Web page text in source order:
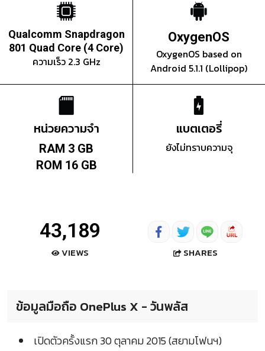
Qualcomm Snapdragon
801 Quad Core (4 Core)
ความเร็ว 2.3 GHz
OxygenOS
OxygenOS based on
Android 5.1.1 (Lollipop)
หน่วยความจำ
RAM 3 GB
ROM 16 GB
แบตเตอรี่
ยังไม่ทราบความจุ
43,189
VIEWS SHARES
ข้อมูลมือถือ OnePlus X - วันพลัส
เปิดตัวครั้งแรก 30 ตุลาคม 2015 (สยามโฟนฯ)